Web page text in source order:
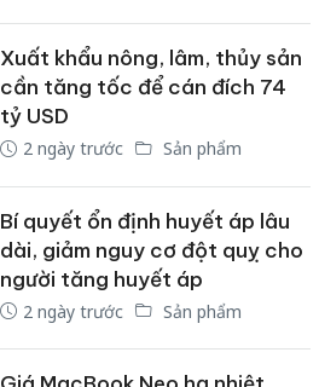
Xuất khẩu nông, lâm, thủy sản
cần tăng tốc để cán đích 74
tỷ USD
2 ngày trước Sản phẩm
Bí quyết ổn định huyết áp lâu
dài, giảm nguy cơ đột quỵ cho
người tăng huyết áp
2 ngày trước Sản phẩm